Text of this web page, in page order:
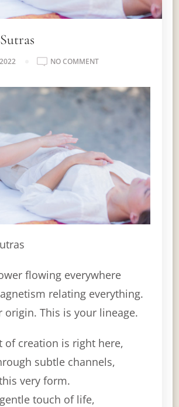
NO COMMENTON
SUTRAS
flowing everywhere
relating everything.
origin. This is your lineage.
of creation is right here,
subtle channels,
very form.
touch of life,